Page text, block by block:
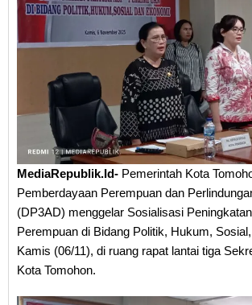
MediaRepublik.Id- Pemerintah Kota
Pemberdayaan Perempuan dan
(DP3AD) menggelar Sosialisasi
Perempuan di Bidang Politik, Hukum,
Kamis (06/11), di ruang rapat lantai tiga
Kota Tomohon.